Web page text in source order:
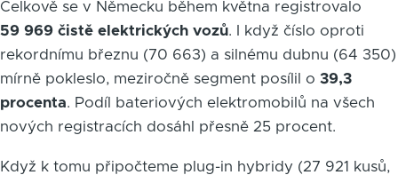
Celkově se v Německu během května registrovalo
59 969 čistě elektrických vozů. I když číslo oproti
rekordnímu březnu (70 663) a silnému dubnu (64 350)
mírně pokleslo, meziročně segment posílil o 39,3
procenta. Podíl bateriových elektromobilů na všech
nových registracích dosáhl přesně 25 procent.
Když k tomu připočteme plug-in hybridy (27 921 kusů,